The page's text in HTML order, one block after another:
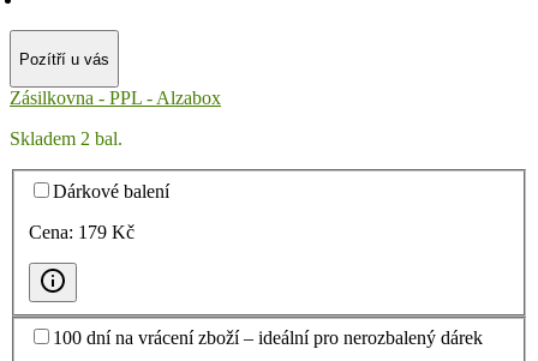
Pozítří u vás
Zásilkovna - PPL - Alzabox
Skladem 2 bal.
Dárkové balení
Cena: 179 Kč
100 dní na vrácení zboží – ideální pro nerozbalený dárek